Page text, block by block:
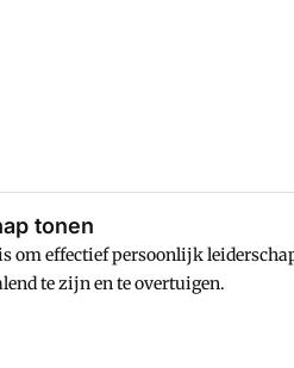
tonen
om effectief persoonlijk
te zijn en te overtuigen.